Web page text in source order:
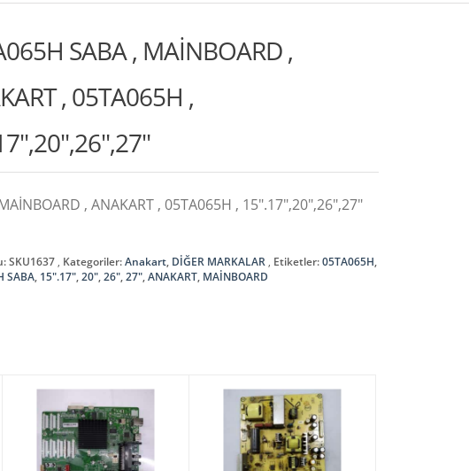
SABA , MAİNBOARD ,
, 05TA065H ,
, ANAKART , 05TA065H , 15″.17″,20″,26″,27″
SKU1637 Kategoriler:Anakart, DİĞER MARKALAR Etiketler:05TA065H,
SABA, 15".17",20",26",27",ANAKART, MAİNBOARD